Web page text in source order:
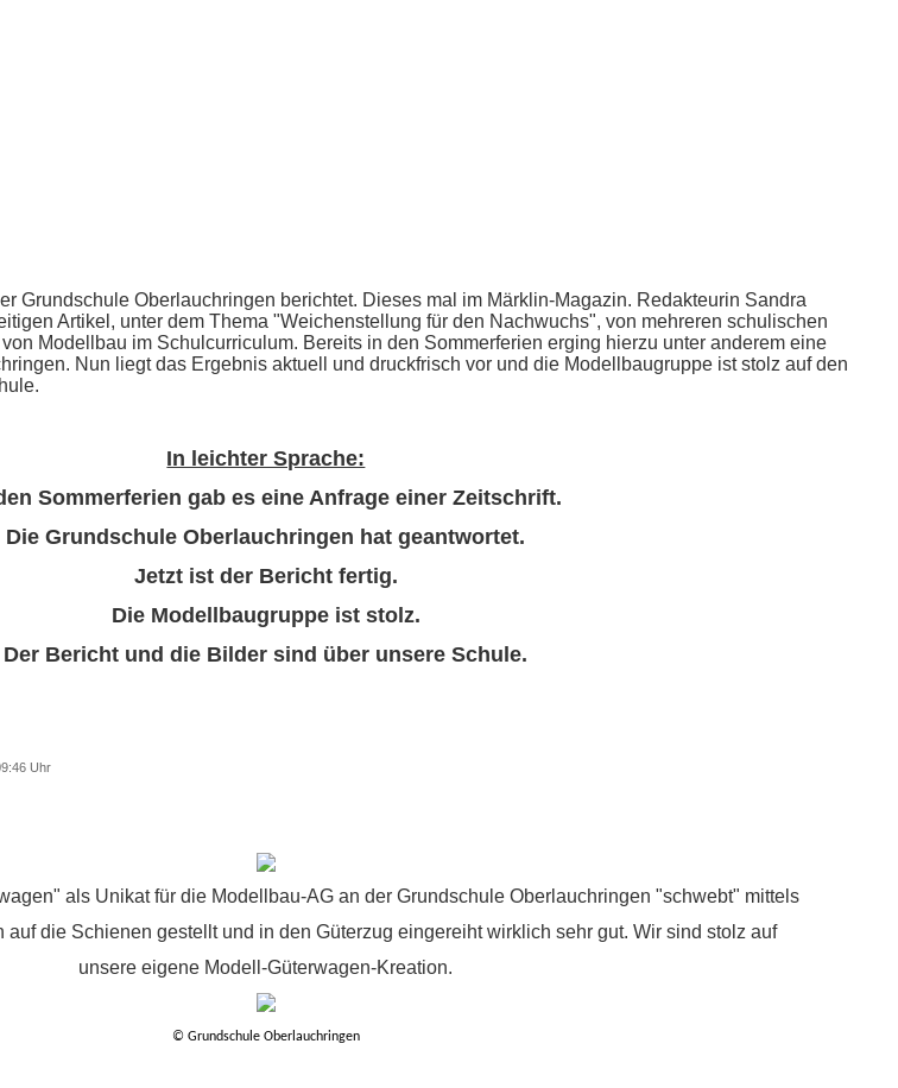
Grundschule Oberlauchringen berichtet. Dieses mal im Märklin-Magazin. Redakteurin Sandra
Artikel, unter dem Thema "Weichenstellung für den Nachwuchs", von mehreren schulischen
Modellbau im Schulcurriculum. Bereits in den Sommerferien erging hierzu unter anderem eine
Nun liegt das Ergebnis aktuell und druckfrisch vor und die Modellbaugruppe ist stolz auf den
In leichter Sprache:
Sommerferien gab es eine Anfrage einer Zeitschrift.
Die Grundschule Oberlauchringen hat geantwortet.
Jetzt ist der Bericht fertig.
Die Modellbaugruppe ist stolz.
Der Bericht und die Bilder sind über unsere Schule.
Uhr
als Unikat für die Modellbau-AG an der Grundschule Oberlauchringen "schwebt" mittels
auf die Schienen gestellt und in den Güterzug eingereiht wirklich sehr gut. Wir sind stolz auf
unsere eigene Modell-Güterwagen-Kreation.
© Grundschule Oberlauchringen